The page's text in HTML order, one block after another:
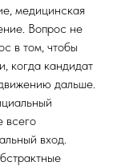
медицинская
Вопрос не
в том, чтобы
когда кандидат
дальше.
всего
вход.